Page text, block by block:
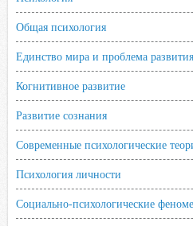
i
Общая психология
Единство мира и проблема
Когнитивное развитие
Развитие сознания
Современные психологические
Психология личности
Социально-психологические